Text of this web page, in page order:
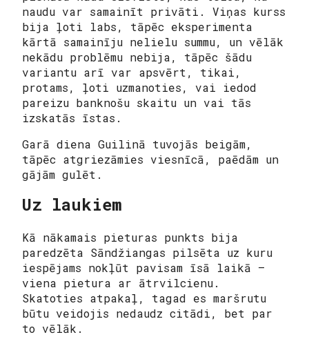
naudu var samainīt privāti. Viņas kurss
bija ļoti labs, tāpēc eksperimenta
kārtā samainīju nelielu summu, un vēlāk
nekādu problēmu nebija, tāpēc šādu
variantu arī var apsvērt, tikai,
protams, ļoti uzmanoties, vai iedod
pareizu banknošu skaitu un vai tās
izskatās īstas.
Garā diena Guilinā tuvojās beigām,
tāpēc atgriezāmies viesnīcā, paēdām un
gājām gulēt.
Uz laukiem
Kā nākamais pieturas punkts bija
paredzēta Sāndžiangas pilsēta uz kuru
iespējams nokļūt pavisam īsā laikā —
viena pietura ar ātrvilcienu.
Skatoties atpakaļ, tagad es maršrutu
būtu veidojis nedaudz citādi, bet par
to vēlāk.